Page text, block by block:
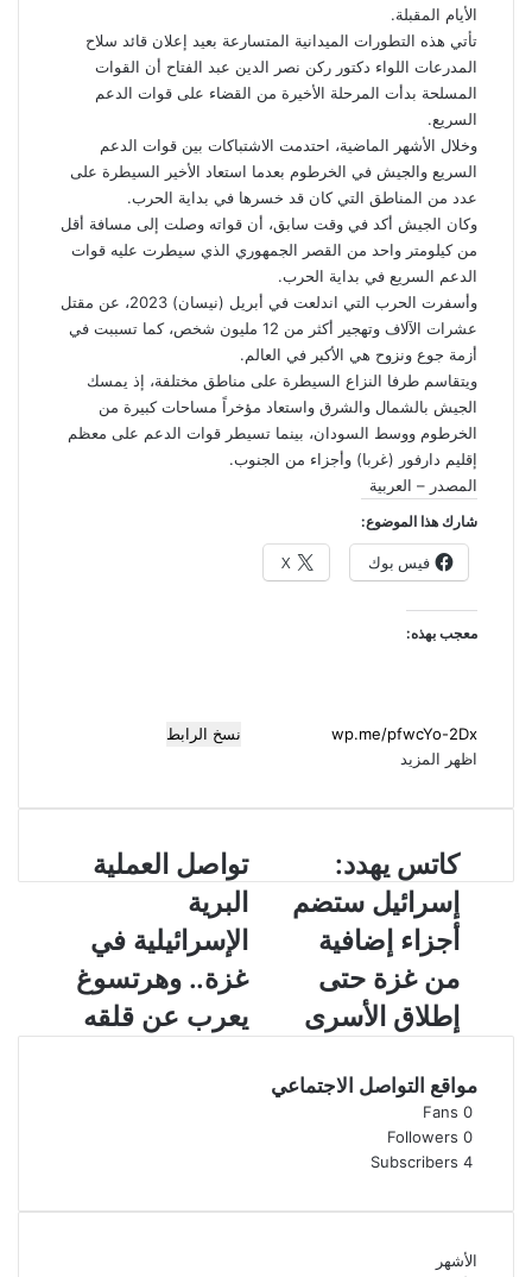
الأيام المقبلة.
تأتي هذه التطورات الميدانية المتسارعة بعيد إعلان قائد سلاح
المدرعات اللواء دكتور ركن نصر الدين عبد الفتاح أن القوات
المسلحة بدأت المرحلة الأخيرة من القضاء على قوات الدعم
السريع.
وخلال الأشهر الماضية، احتدمت الاشتباكات بين قوات الدعم
السريع والجيش في الخرطوم بعدما استعاد الأخير السيطرة على
عدد من المناطق التي كان قد خسرها في بداية الحرب.
وكان الجيش أكد في وقت سابق، أن قواته وصلت إلى مسافة أقل
من كيلومتر واحد من القصر الجمهوري الذي سيطرت عليه قوات
الدعم السريع في بداية الحرب.
وأسفرت الحرب التي اندلعت في أبريل (نيسان) 2023، عن مقتل
عشرات الآلاف وتهجير أكثر من 12 مليون شخص، كما تسببت في
أزمة جوع ونزوح هي الأكبر في العالم.
ويتقاسم طرفا النزاع السيطرة على مناطق مختلفة، إذ يمسك
الجيش بالشمال والشرق واستعاد مؤخراً مساحات كبيرة من
الخرطوم ووسط السودان، بينما تسيطر قوات الدعم على معظم
إقليم دارفور (غربا) وأجزاء من الجنوب.
المصدر – العربية
شارك هذا الموضوع:
فيس بوك X
معجب بهذه:
نسخ الرابط
اظهر المزيد
ت
و
ا
ص
ا
ع
ب
تواصل العملية
البرية
الإسرائيلية في
غزة.. وهرتسوغ
يعرب عن قلقه
ك
ا
ت
س
ه
د
د
إ
س
ر
ا
ي
س
كاتس يهدد:
إسرائيل ستضم
أجزاء إضافية
من غزة حتى
إطلاق الأسرى
مواقع التواصل الاجتماعي
0
Fans
0
Followers
4
Subscribers
الأشهر